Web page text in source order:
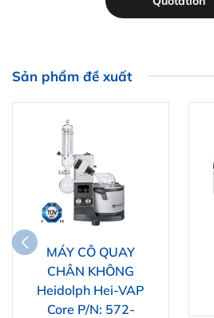
Sản phẩm đề xuất
MÁY CÔ QUAY
CHÂN KHÔNG
Heidolph Hei-VAP
Core P/N: 572-